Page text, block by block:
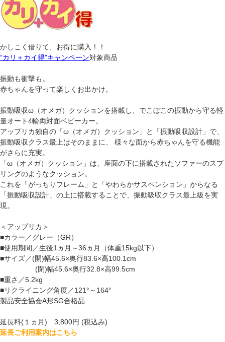
かしこく借りて、お得に購入！！
“カリ＋カイ得”キャンペーン対象商品
振動も衝撃も。
赤ちゃんを守って楽しくお出かけ。
振動吸収ω（オメガ）クッションを搭載し、でこぼこの振動から守る軽
量オート4輪両対面ベビーカー。
アップリカ独自の「ω（オメガ）クッション」と「振動吸収設計」で、
振動吸収クラス最上はそのままに、 様々な面から赤ちゃんを守る機能
がさらに充実。
「ω（オメガ）クッション」は、座面の下に搭載されたソファーのスプ
リングのようなクッション。
これを「がっちりフレーム」と「やわらかサスペンション」からなる
「振動吸収設計」の上に搭載することで、振動吸収クラス最上級を実
現。
＜アップリカ＞
■カラー／グレー（GR）
■使用期間／生後1ヵ月～36ヵ月（体重15kg以下）
■サイズ／(開)幅45.6×奥行83.6×高100.1cm
(閉)幅45.6×奥行32.8×高99.5cm
■重さ／5.2kg
■リクライニング角度／121°～164°
製品安全協会A形SG合格品
延長料(１ヵ月) 3,800円 (税込み)
延長ご利用案内はこちら